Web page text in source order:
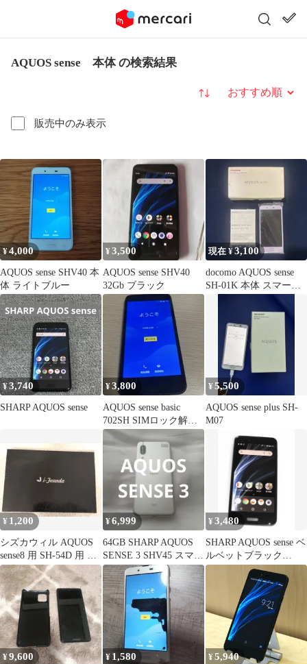
AQUOS sense 本体 の検索結果
販売中のみ表示
並び替え
¥4,000
AQUOS sense SHV40 本
体 ライトブルー
¥3,500
AQUOS sense SHV40
32Gb ブラック
現在 ¥3,100
docomo AQUOS sense
SH-01K 本体 スマート
¥3,740
SHARP AQUOS sense
¥3,800
AQUOS sense basic
702SH SIMロック解除
済み
¥5,500
AQUOS sense plus SH-
M07
¥ 1,200
シズカウィル AQUOS
sense8 用 SH-54D 用 手
帳型 ケース
¥6,999
64GB SHARP AQUOS
SENSE 3 SHV45 スマー
トフォン本体
¥3,480
SHARP AQUOS sense ベ
ルベットブラック
SHV40 au
¥9,600 ¥ 1,580 ¥5,940